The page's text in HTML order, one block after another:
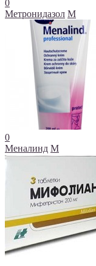
0
Метронидазол М
0
Меналинд М